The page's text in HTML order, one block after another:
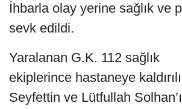
İhbarla olay yerine sağlık ve
sevk edildi.
Yaralanan G.K. 112 sağlık
ekiplerince hastaneye
Seyfettin ve Lütfullah